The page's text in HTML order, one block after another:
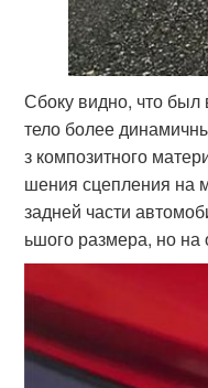
Сбоку видно, что был
тело более
з композитного
шения сцепления на
задней части
ьшого размера, но